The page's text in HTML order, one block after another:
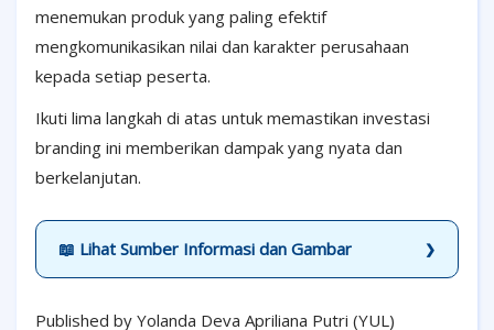
menemukan produk yang paling efektif
mengkomunikasikan nilai dan karakter perusahaan
kepada setiap peserta.
Ikuti lima langkah di atas untuk memastikan investasi
branding ini memberikan dampak yang nyata dan
berkelanjutan.
📖 Lihat Sumber Informasi dan Gambar
Published by Yolanda Deva Apriliana Putri (YUL)